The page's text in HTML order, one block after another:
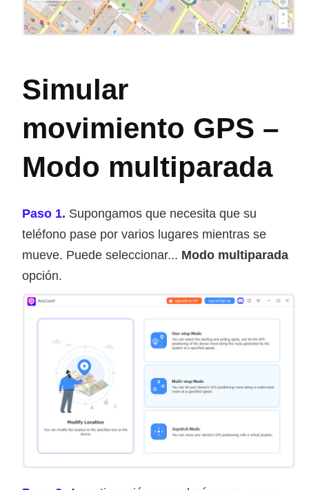
Simular
movimiento GPS –
Modo multiparada
Paso 1. Supongamos que necesita que su
teléfono pase por varios lugares mientras se
mueve. Puede seleccionar... Modo multiparada
opción.